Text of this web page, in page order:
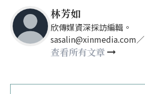
林芳如
欣傳媒資深採訪編輯。
sasalin@xinmedia.com／
happy21917@gmail.com
查看所有文章